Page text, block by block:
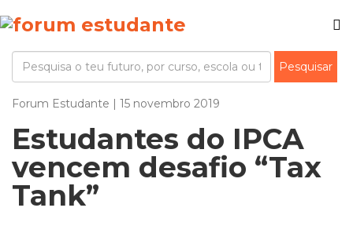
Forum Estudante | 15 novembro 2019
Estudantes do IPCA
vencem desafio “Tax
Tank”